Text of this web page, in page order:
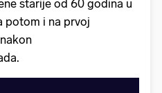
starije od 60 godina u
potom i na prvoj